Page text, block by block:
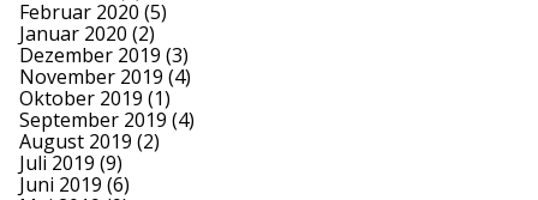
Februar 2020 (5)
Januar 2020 (2)
Dezember 2019 (3)
November 2019 (4)
Oktober 2019 (1)
September 2019 (4)
August 2019 (2)
Juli 2019 (9)
Juni 2019 (6)